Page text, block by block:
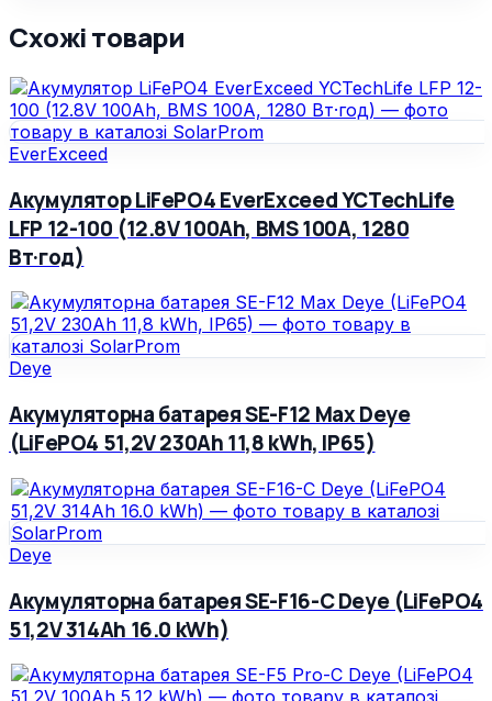
Схожі товари
EverExceed
Акумулятор LiFePO4 EverExceed YCTechLife
LFP 12-100 (12.8V 100Ah, BMS 100A, 1280
Вт·год)
Deye
Акумуляторна батарея SE-F12 Max Deye
(LiFePO4 51,2V 230Ah 11,8 kWh, IP65)
Deye
Акумуляторна батарея SE-F16-С Deye (LiFePO4
51,2V 314Ah 16.0 kWh)